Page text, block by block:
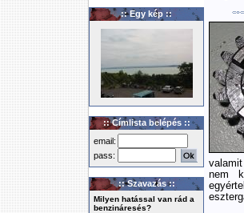
:: Egy kép ::
:: Címlista belépés ::
email:
pass:
:: Szavazás ::
Milyen hatással van rád a
benzináresés?
nem